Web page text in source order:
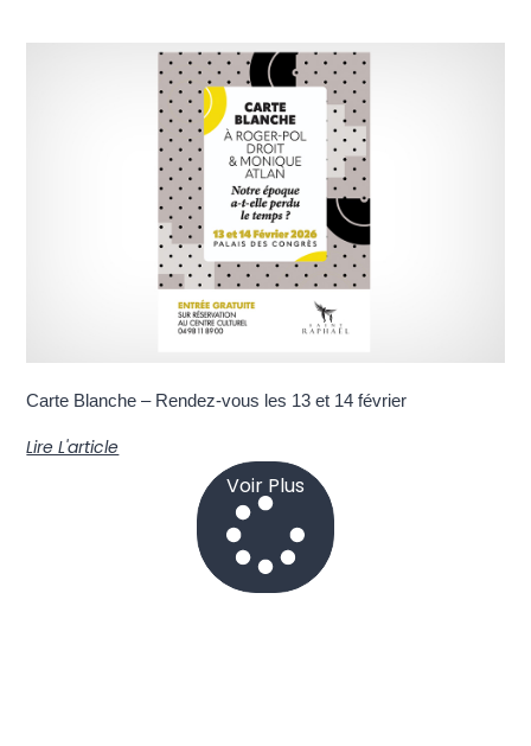
Carte Blanche – Rendez-vous les 13 et 14 février
Lire L'article
Voir Plus